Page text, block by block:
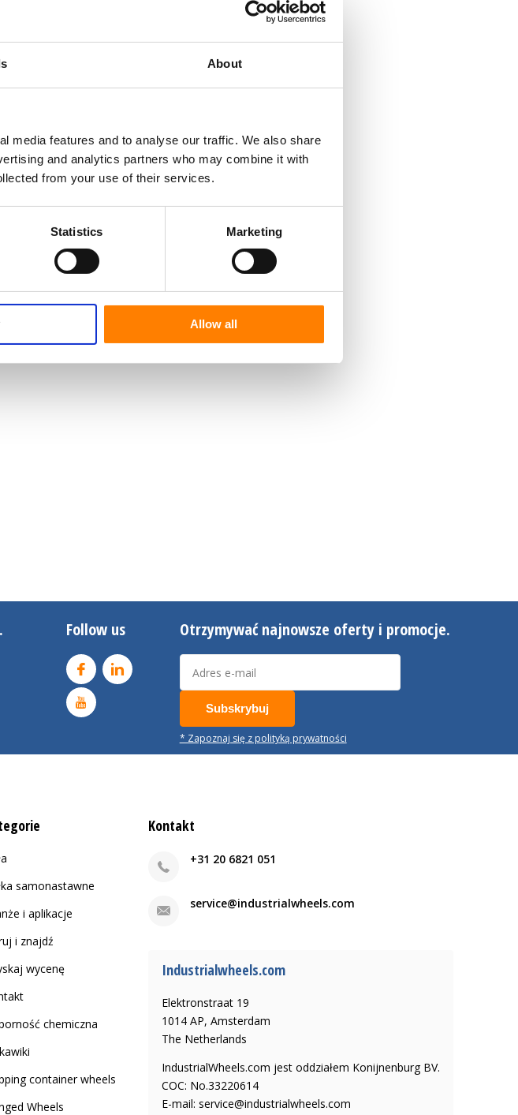
About
media features and to analyse our traffic. We also share
and analytics partners who may combine it with
from your use of their services.
Statistics Marketing
Allow all
Follow us Otrzymywać najnowsze oferty i promocje.
Subskrybuj
* Zapoznaj się z polityką prywatności
samonastawne
i aplikacje
i znajdź
wycenę
chemiczna
container wheels
Wheels
Kontakt
+31 20 6821 051
service@industrialwheels.com
Industrialwheels.com
Elektronstraat 19
1014 AP, Amsterdam
The Netherlands
IndustrialWheels.com jest oddziałem Konijnenburg BV.
COC: No.33220614
E-mail: service@industrialwheels.com